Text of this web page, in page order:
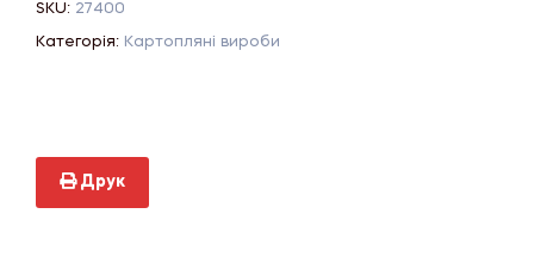
SKU: 27400
Категорія: Картопляні вироби
Друк